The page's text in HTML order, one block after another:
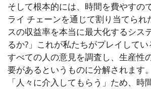
そして根本的には、時間を費やすの
ライ チェーンを通じて割り当てられ
スの収益率を本当に最大化するシス
るか?」これが私たちがプレイしてい
すべての人の意見を調査し、生産性
要があるというものに分解されます
「人々に介入してもらう」ため、時